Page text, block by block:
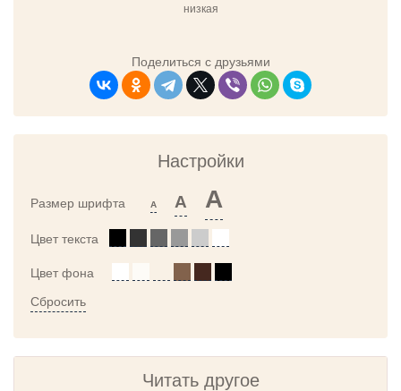
низкая
Поделиться с друзьями
Настройки
Размер шрифта A A A
Цвет текста
Цвет фона
Сбросить
Читать другое